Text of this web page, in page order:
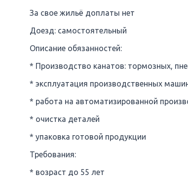
За свое жильё доплаты нет
Доезд: самостоятельный
Описание обязанностей:
* Производство канатов: тормозных,
* эксплуатация производственных
* работа на автоматизированной
* очистка деталей
* упаковка готовой продукции
Требования:
* возраст до 55 лет